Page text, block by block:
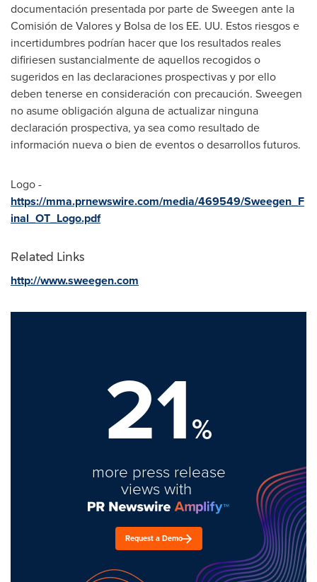
documentación presentada por parte de Sweegen ante la
Comisión de Valores y Bolsa de los EE. UU. Estos riesgos e
incertidumbres podrían hacer que los resultados reales
difiriesen sustancialmente de aquellos recogidos o
sugeridos en las declaraciones prospectivas y por ello
deben tenerse en consideración con precaución. Sweegen
no asume obligación alguna de actualizar ninguna
declaración prospectiva, ya sea como resultado de
información nueva o bien de eventos o desarrollos futuros.
Logo -
https://mma.prnewswire.com/media/469549/Sweegen_F
inal_OT_Logo.pdf
Related Links
http://www.sweegen.com
21%
more press release
views with
Request a Demo